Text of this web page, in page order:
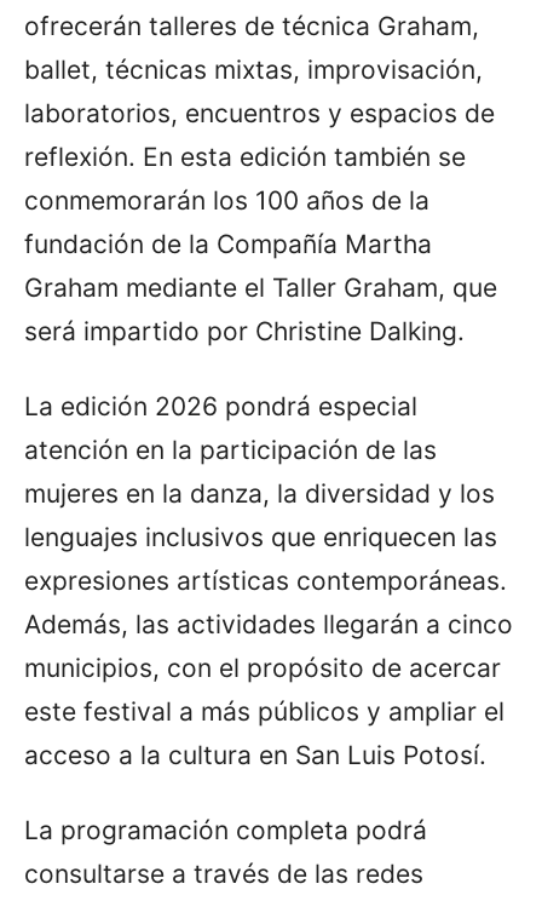
ofrecerán talleres de técnica Graham,
ballet, técnicas mixtas, improvisación,
laboratorios, encuentros y espacios de
reflexión. En esta edición también se
conmemorarán los 100 años de la
fundación de la Compañía Martha
Graham mediante el Taller Graham, que
será impartido por Christine Dalking.
La edición 2026 pondrá especial
atención en la participación de las
mujeres en la danza, la diversidad y los
lenguajes inclusivos que enriquecen las
expresiones artísticas contemporáneas.
Además, las actividades llegarán a cinco
municipios, con el propósito de acercar
este festival a más públicos y ampliar el
acceso a la cultura en San Luis Potosí.
La programación completa podrá
consultarse a través de las redes